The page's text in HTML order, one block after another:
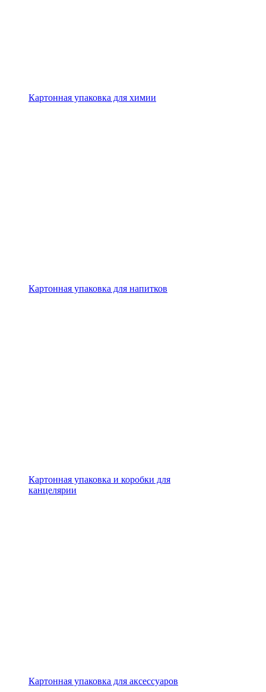
Картонная упаковка для химии
Картонная упаковка для напитков
Картонная упаковка и коробки для
канцелярии
Картонная упаковка для аксессуаров